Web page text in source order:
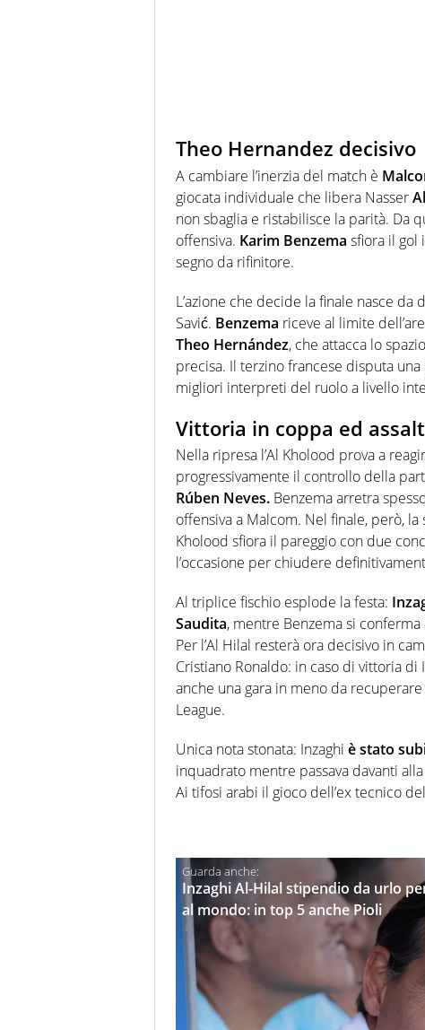
Theo Hernandez decisivo
A cambiare l’inerzia del match è
giocata individuale che libera Nasser
non sbaglia e ristabilisce la parità. Da
offensiva. Karim Benzema sfiora il gol
segno da rifinitore.
L’azione che decide la finale nasce
Savić. Benzema riceve al limite
Theo Hernández, che attacca lo
precisa. Il terzino francese disputa
migliori interpreti del ruolo a livello
Vittoria in coppa ed
Nella ripresa l’Al Kholood prova a
progressivamente il controllo della
Rúben Neves. Benzema arretra
offensiva a Malcom. Nel finale, però,
Kholood sfiora il pareggio con due
l’occasione per chiudere
Al triplice fischio esplode la festa:
Saudita, mentre Benzema si
Per l’Al Hilal resterà ora decisivo in
Cristiano Ronaldo: in caso di vittoria di
anche una gara in meno da
League.
Unica nota stonata: Inzaghi è stato
inquadrato mentre passava davanti
Ai tifosi arabi il gioco dell’ex tecnico
Inzaghi Al-Hilal stipendio da urlo
al mondo: in top 5 anche Pioli